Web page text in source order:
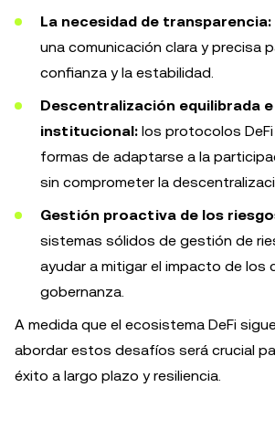
La necesidad de transparencia:
una comunicación clara y precisa
confianza y la estabilidad.
Descentralización equilibrada
institucional: los protocolos
formas de adaptarse a la
sin comprometer la
Gestión proactiva de los
sistemas sólidos de gestión de
ayudar a mitigar el impacto de los
gobernanza.
A medida que el ecosistema DeFi
abordar estos desafíos será crucial
éxito a largo plazo y resiliencia.